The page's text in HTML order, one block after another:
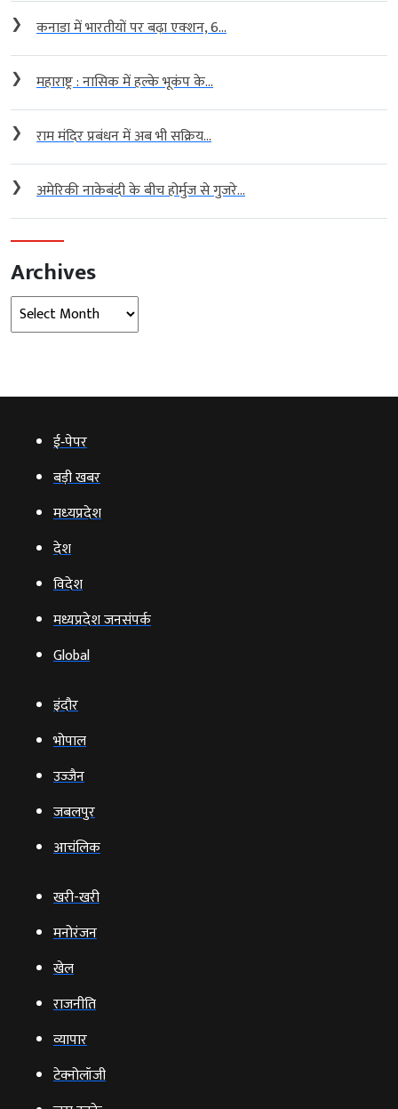
❯ कनाडा में भारतीयों पर बढ़ा एक्शन, 6...
❯ महाराष्ट्र : नासिक में हल्के भूकंप के...
❯ राम मंदिर प्रबंधन में अब भी सक्रिय...
❯ अमेरिकी नाकेबंदी के बीच होर्मुज से गुजरे...
Archives
Archives
ई‑पेपर
बड़ी खबर
मध्‍यप्रदेश
देश
विदेश
मध्यप्रदेश जनसंपर्क
Global
इंदौर
भोपाल
उज्‍जैन
जबलपुर
आचंलिक
खरी-खरी
मनोरंजन
खेल
राजनीति
व्‍यापार
टेक्‍नोलॉजी